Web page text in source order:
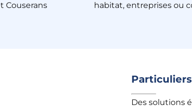
Couserans
habitat, entreprises ou
Particuliers
Des solutions